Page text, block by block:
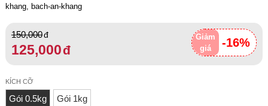
khang, bach-an-khang
Giảm
giá
-16%
150,000
125,000
KÍCH CỠ
Gói 0.5kg Gói 1kg